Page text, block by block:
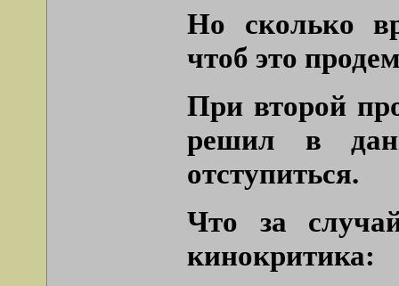
Но сколько
чтоб это
При второй
решил в
отступиться.
Что за
кинокритика: